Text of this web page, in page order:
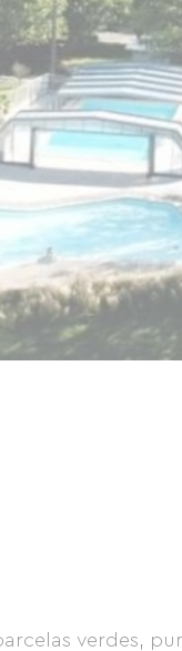
verdes,